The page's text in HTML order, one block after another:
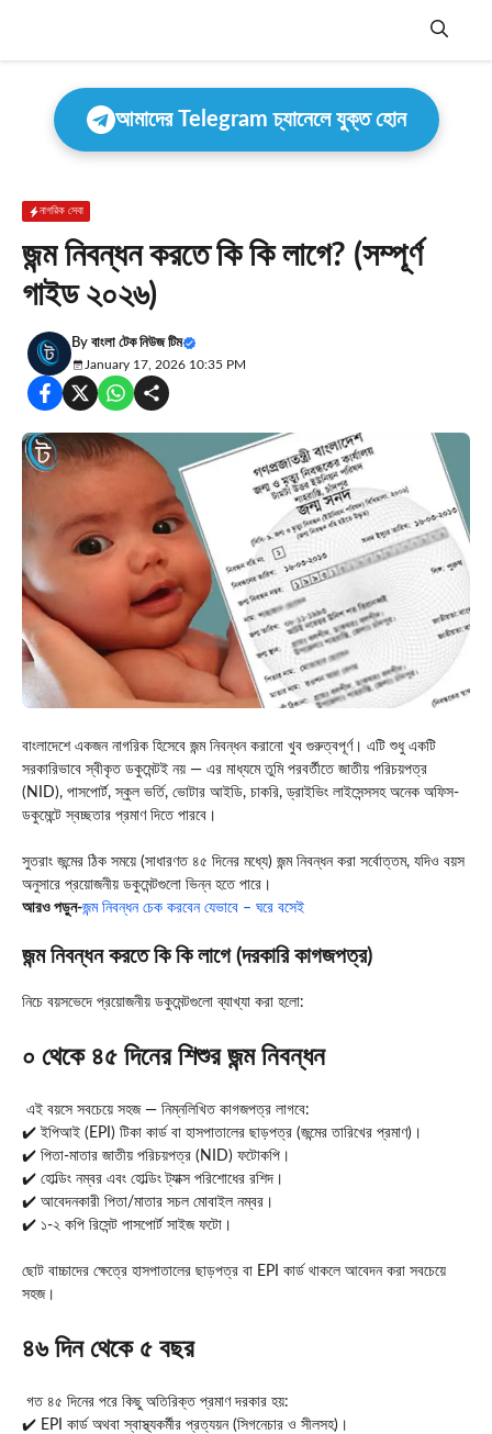
Menu
আমাদের Telegram চ্যানেলে যুক্ত হোন
নাগরিক সেবা
জন্ম নিবন্ধন করতে কি কি লাগে? (সম্পূর্ণ
গাইড ২০২৬)
By বাংলা টেক নিউজ টিম
January 17, 2026 10:35 PM
বাংলাদেশে একজন নাগরিক হিসেবে জন্ম নিবন্ধন করানো খুব গুরুত্বপূর্ণ। এটি শুধু একটি
সরকারিভাবে স্বীকৃত ডকুমেন্টই নয় — এর মাধ্যমে তুমি পরবর্তীতে জাতীয় পরিচয়পত্র
(NID), পাসপোর্ট, স্কুল ভর্তি, ভোটার আইডি, চাকরি, ড্রাইভিং লাইসেন্সসহ অনেক অফিস-
ডকুমেন্টে স্বচ্ছতার প্রমাণ দিতে পারবে।
সুতরাং জন্মের ঠিক সময়ে (সাধারণত ৪৫ দিনের মধ্যে) জন্ম নিবন্ধন করা সর্বোত্তম, যদিও বয়স
অনুসারে প্রয়োজনীয় ডকুমেন্টগুলো ভিন্ন হতে পারে।
আরও পড়ুন-জন্ম নিবন্ধন চেক করবেন যেভাবে – ঘরে বসেই
জন্ম নিবন্ধন করতে কি কি লাগে (দরকারি কাগজপত্র)
নিচে বয়সভেদে প্রয়োজনীয় ডকুমেন্টগুলো ব্যাখ্যা করা হলো:
০ থেকে ৪৫ দিনের শিশুর জন্ম নিবন্ধন
এই বয়সে সবচেয়ে সহজ — নিম্নলিখিত কাগজপত্র লাগবে:
✔️ ইপিআই (EPI) টিকা কার্ড বা হাসপাতালের ছাড়পত্র (জন্মের তারিখের প্রমাণ)।
✔️ পিতা-মাতার জাতীয় পরিচয়পত্র (NID) ফটোকপি।
✔️ হোল্ডিং নম্বর এবং হোল্ডিং ট্যাক্স পরিশোধের রশিদ।
✔️ আবেদনকারী পিতা/মাতার সচল মোবাইল নম্বর।
✔️ ১-২ কপি রিসেন্ট পাসপোর্ট সাইজ ফটো।
ছোট বাচ্চাদের ক্ষেত্রে হাসপাতালের ছাড়পত্র বা EPI কার্ড থাকলে আবেদন করা সবচেয়ে
সহজ।
৪৬ দিন থেকে ৫ বছর
গত ৪৫ দিনের পরে কিছু অতিরিক্ত প্রমাণ দরকার হয়:
✔️ EPI কার্ড অথবা স্বাস্থ্যকর্মীর প্রত্যয়ন (সিগনেচার ও সীলসহ)।